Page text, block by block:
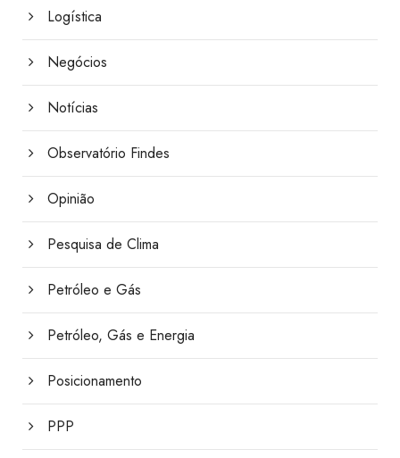
Logística
Negócios
Notícias
Observatório Findes
Opinião
Pesquisa de Clima
Petróleo e Gás
Petróleo, Gás e Energia
Posicionamento
PPP